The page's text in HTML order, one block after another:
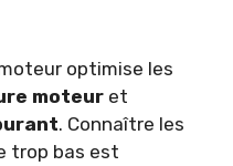
optimise les
moteur et
. Connaître les
trop bas est